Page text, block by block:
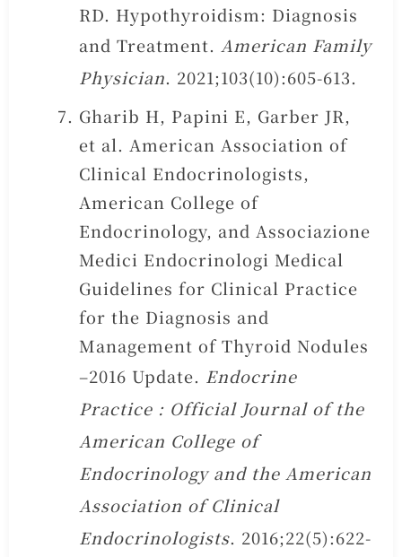
RD. Hypothyroidism: Diagnosis
and Treatment. American Family
Physician. 2021;103(10):605-613.
Gharib H, Papini E, Garber JR,
et al. American Association of
Clinical Endocrinologists,
American College of
Endocrinology, and Associazione
Medici Endocrinologi Medical
Guidelines for Clinical Practice
for the Diagnosis and
Management of Thyroid Nodules
–2016 Update. Endocrine
Practice : Official Journal of the
American College of
Endocrinology and the American
Association of Clinical
Endocrinologists. 2016;22(5):622-